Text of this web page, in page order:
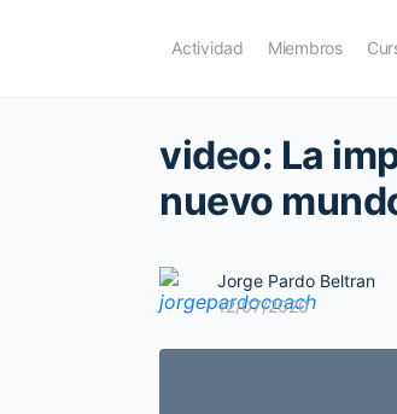
Actividad Miembros
video: La
nuevo
Jorge Pardo Beltran
12/07/2020